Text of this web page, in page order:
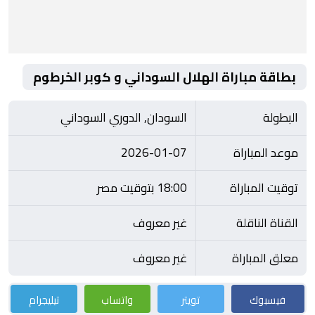
بطاقة مباراة الهلال السوداني و كوبر الخرطوم
البطولة
السودان, الدوري السوداني
موعد المباراة
2026-01-07
توقيت المباراة
18:00 بتوقيت مصر
القناة الناقلة
غير معروف
معلق المباراة
غير معروف
فيسبوك تويتر واتساب تيليجرام